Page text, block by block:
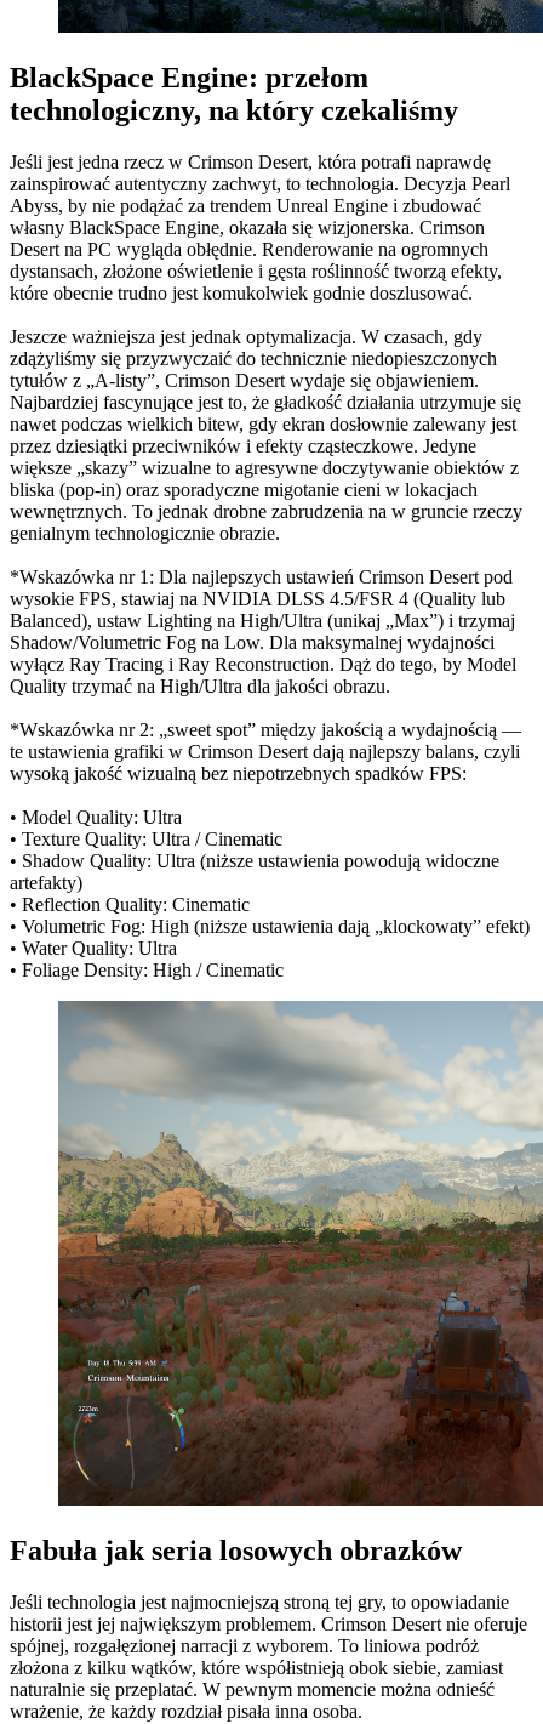
BlackSpace Engine: przełom
technologiczny, na który czekaliśmy
Jeśli jest jedna rzecz w Crimson Desert, która potrafi naprawdę
zainspirować autentyczny zachwyt, to technologia. Decyzja Pearl
Abyss, by nie podążać za trendem Unreal Engine i zbudować
własny BlackSpace Engine, okazała się wizjonerska. Crimson
Desert na PC wygląda obłędnie. Renderowanie na ogromnych
dystansach, złożone oświetlenie i gęsta roślinność tworzą efekty,
które obecnie trudno jest komukolwiek godnie doszlusować.
Jeszcze ważniejsza jest jednak optymalizacja. W czasach, gdy
zdążyliśmy się przyzwyczaić do technicznie niedopieszczonych
tytułów z „A-listy”, Crimson Desert wydaje się objawieniem.
Najbardziej fascynujące jest to, że gładkość działania utrzymuje się
nawet podczas wielkich bitew, gdy ekran dosłownie zalewany jest
przez dziesiątki przeciwników i efekty cząsteczkowe. Jedyne
większe „skazy” wizualne to agresywne doczytywanie obiektów z
bliska (pop-in) oraz sporadyczne migotanie cieni w lokacjach
wewnętrznych. To jednak drobne zabrudzenia na w gruncie rzeczy
genialnym technologicznie obrazie.
*Wskazówka nr 1: Dla najlepszych ustawień Crimson Desert pod
wysokie FPS, stawiaj na NVIDIA DLSS 4.5/FSR 4 (Quality lub
Balanced), ustaw Lighting na High/Ultra (unikaj „Max”) i trzymaj
Shadow/Volumetric Fog na Low. Dla maksymalnej wydajności
wyłącz Ray Tracing i Ray Reconstruction. Dąż do tego, by Model
Quality trzymać na High/Ultra dla jakości obrazu.
*Wskazówka nr 2: „sweet spot” między jakością a wydajnością —
te ustawienia grafiki w Crimson Desert dają najlepszy balans, czyli
wysoką jakość wizualną bez niepotrzebnych spadków FPS:
• Model Quality: Ultra
• Texture Quality: Ultra / Cinematic
• Shadow Quality: Ultra (niższe ustawienia powodują widoczne
artefakty)
• Reflection Quality: Cinematic
• Volumetric Fog: High (niższe ustawienia dają „klockowaty” efekt)
• Water Quality: Ultra
• Foliage Density: High / Cinematic
Fabuła jak seria losowych obrazków
Jeśli technologia jest najmocniejszą stroną tej gry, to opowiadanie
historii jest jej największym problemem. Crimson Desert nie oferuje
spójnej, rozgałęzionej narracji z wyborem. To liniowa podróż
złożona z kilku wątków, które współistnieją obok siebie, zamiast
naturalnie się przeplatać. W pewnym momencie można odnieść
wrażenie, że każdy rozdział pisała inna osoba.